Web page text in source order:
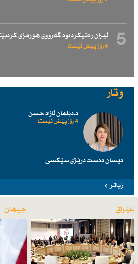
5 ئێران رەتیكردەوە گەرووی هورمزی
6 رۆژ پێش ئێستا
وتار
د.دیلمان ئازاد حسن
4 رۆژ پێش ئێستا
دیسان دەست درێژی سێكسی
زیاتر
عێراق جیهان